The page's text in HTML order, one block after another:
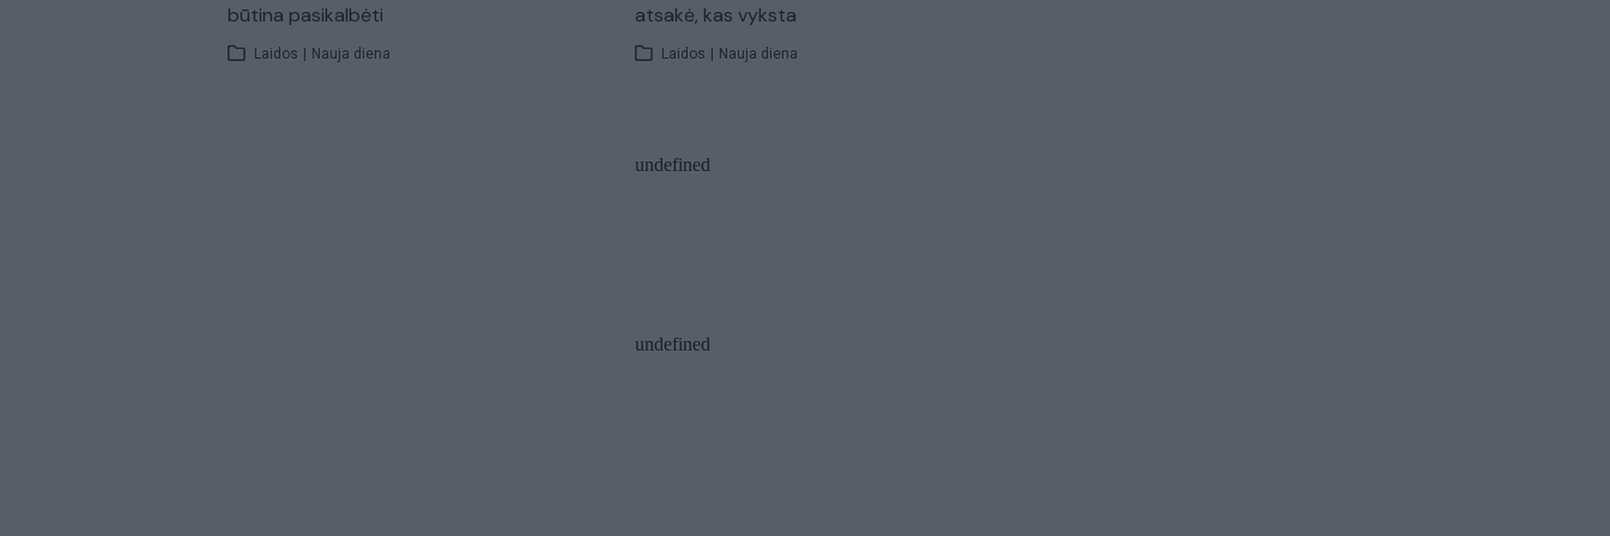
būtina pasikalbėti
Laidos | Nauja diena
atsakė, kas vyksta
Laidos | Nauja diena